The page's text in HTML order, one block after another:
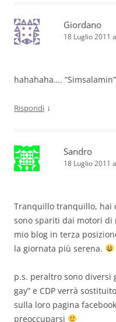
Giordano
18 Luglio 2011
hahahaha….
Rispondi ↓
Sandro
18 Luglio 2011
Tranquillo tranquillo, hai
sono spariti dai motori di
mio blog in terza
la giornata più serena.
p.s. peraltro sono diversi
gay” e CDP verrà
sulla loro pagina
preoccuparsi